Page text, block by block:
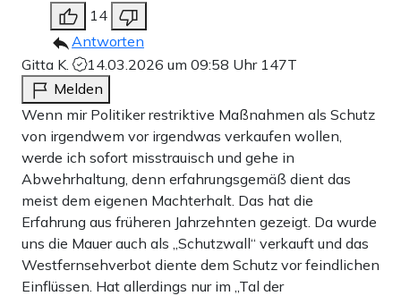
14
Antworten
Gitta K.
14.03.2026 um 09:58 Uhr 147T
Melden
Wenn mir Politiker restriktive Maßnahmen als Schutz
von irgendwem vor irgendwas verkaufen wollen,
werde ich sofort misstrauisch und gehe in
Abwehrhaltung, denn erfahrungsgemäß dient das
meist dem eigenen Machterhalt. Das hat die
Erfahrung aus früheren Jahrzehnten gezeigt. Da wurde
uns die Mauer auch als „Schutzwall“ verkauft und das
Westfernsehverbot diente dem Schutz vor feindlichen
Einflüssen. Hat allerdings nur im „Tal der